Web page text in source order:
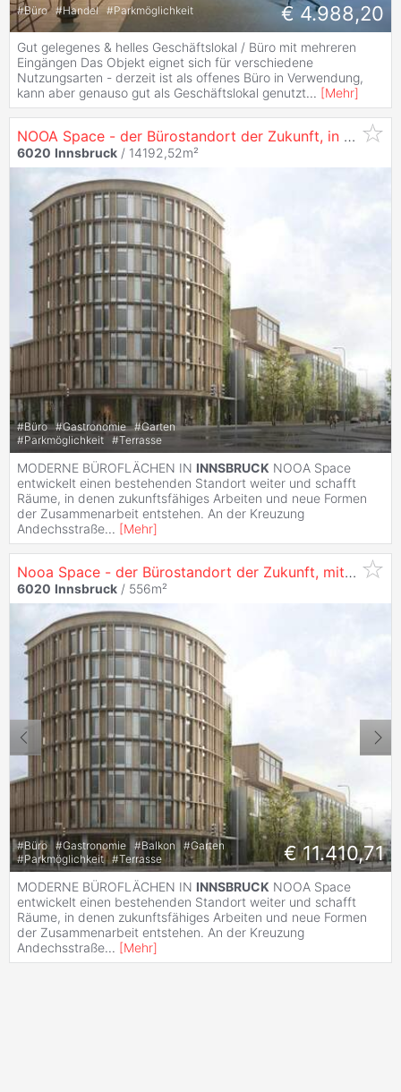
#Büro #Handel #Parkmöglichkeit € 4.988,20
Gut gelegenes & helles Geschäftslokal / Büro mit mehreren
Eingängen Das Objekt eignet sich für verschiedene
Nutzungsarten - derzeit ist als offenes Büro in Verwendung,
kann aber genauso gut als Geschäftslokal genutzt... [Mehr]
NOOA Space - der Bürostandort der Zukunft, in
6020
6020 Innsbruck / 14192,52m²
#Büro #Gastronomie #Garten
#Parkmöglichkeit #Terrasse
MODERNE BÜROFLÄCHEN IN INNSBRUCK NOOA Space
entwickelt einen bestehenden Standort weiter und schafft
Räume, in denen zukunftsfähiges Arbeiten und neue Formen
der Zusammenarbeit entstehen. An der Kreuzung
Andechsstraße... [Mehr]
Nooa Space - der Bürostandort der Zukunft, mit 556 m² in
6020 Innsbruck / 556m²
#Büro #Gastronomie #Balkon #Garten
#Parkmöglichkeit #Terrasse € 11.410,71
MODERNE BÜROFLÄCHEN IN INNSBRUCK NOOA Space
entwickelt einen bestehenden Standort weiter und schafft
Räume, in denen zukunftsfähiges Arbeiten und neue Formen
der Zusammenarbeit entstehen. An der Kreuzung
Andechsstraße... [Mehr]